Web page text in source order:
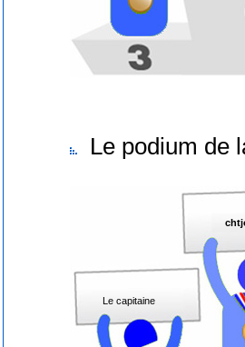
Le podium de
Le capitaine